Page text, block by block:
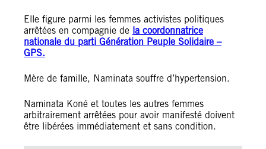
Elle figure parmi les femmes activistes politiques
arrêtées en compagnie de la coordonnatrice
nationale du parti Génération Peuple Solidaire –
GPS.
Mère de famille, Naminata souffre d’hypertension.
Naminata Koné et toutes les autres femmes
arbitrairement arrêtées pour avoir manifesté doivent
être libérées immédiatement et sans condition.